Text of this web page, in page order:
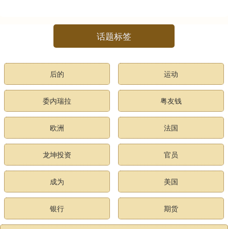
话题标签
后的 运动
委内瑞拉 粤友钱
欧洲 法国
龙坤投资 官员
成为 美国
银行 期货